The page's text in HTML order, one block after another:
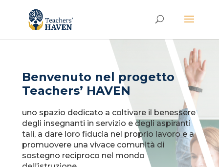
Benvenuto nel progetto
Teachers’ HAVEN
uno spazio dedicato a coltivare il benessere
degli insegnanti in servizio e degli aspiranti
tali, a dare loro fiducia nel proprio lavoro e a
promuovere una vivace comunità di
sostegno reciproco nel mondo